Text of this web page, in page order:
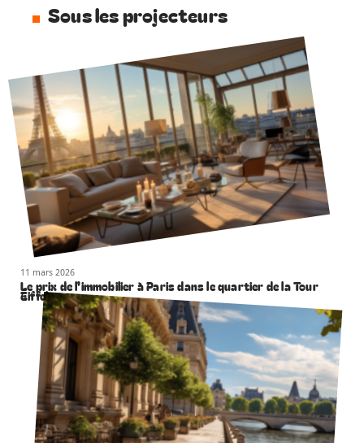
Sous les projecteurs
11 mars 2026
Le prix de l’immobilier à Paris dans le quartier de la Tour
Eiffel